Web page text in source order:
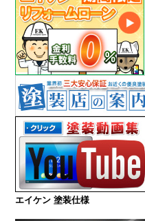
エイケン 塗装仕様